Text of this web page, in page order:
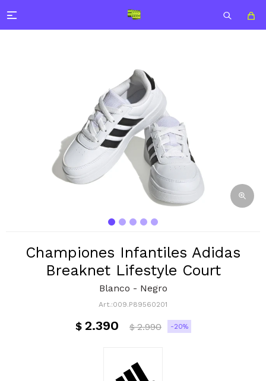

Championes Infantiles Adidas
Breaknet Lifestyle Court
Blanco - Negro
009.P89560201
$ 2.390 $ 2.990 20